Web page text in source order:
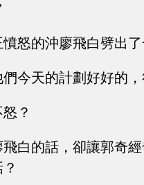
怒的沖廖飛白劈出
今天的計劃好好的
？
白的話，卻讓郭奇